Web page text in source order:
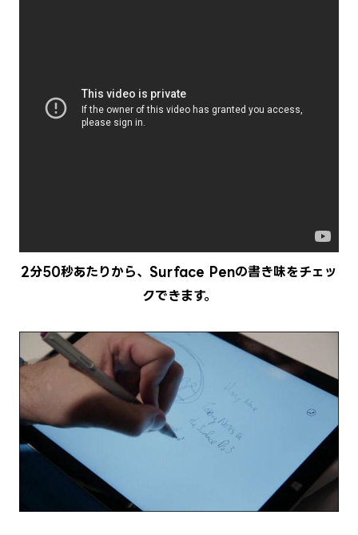
2分50秒あたりから、Surface Penの書き味をチェッ
クできます。